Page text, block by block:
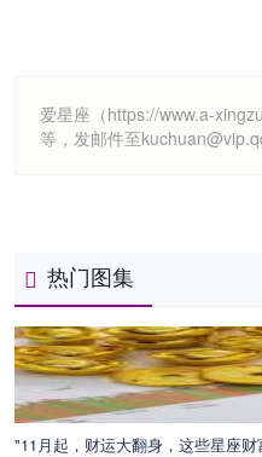
爱星座（https://www.a-
等，发邮件至
热门图集
"11月起，财运大翻身，这些星座财